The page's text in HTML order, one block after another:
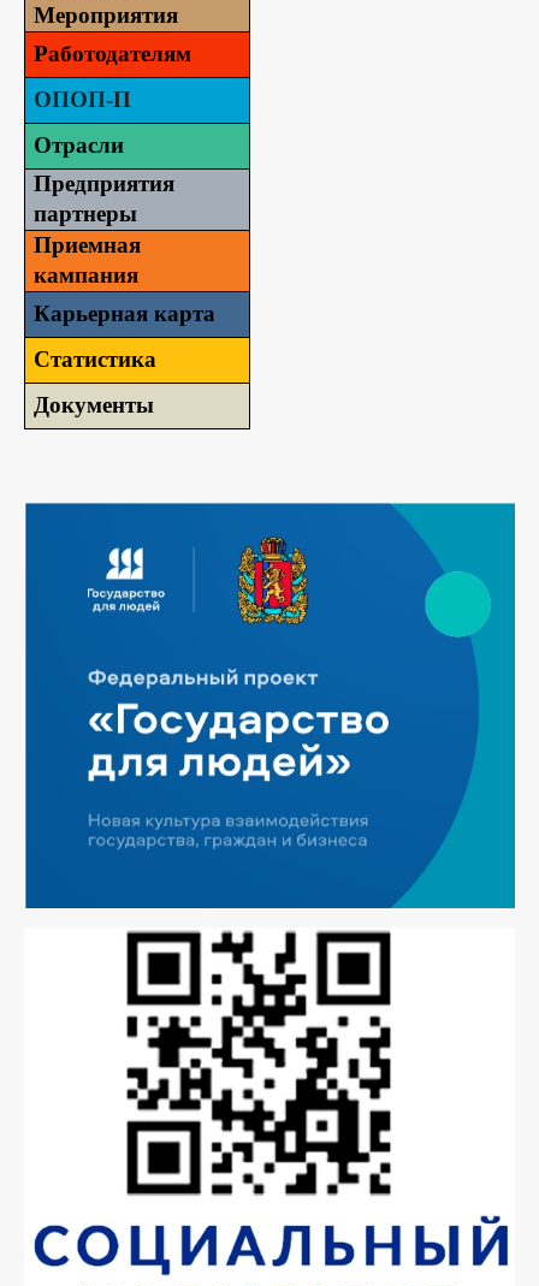
Мероприятия
Работодателям
ОПОП-П
Отрасли
Предприятия
партнеры
Приемная
кампания
Карьерная карта
Статистика
Документы